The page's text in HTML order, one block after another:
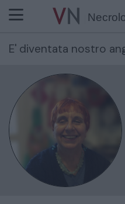
Cerca per nome o
E' diventata nostro